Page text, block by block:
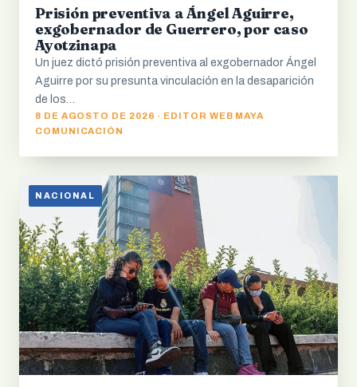
Prisión preventiva a Ángel Aguirre,
exgobernador de Guerrero, por caso
Ayotzinapa
Un juez dictó prisión preventiva al exgobernador Ángel
Aguirre por su presunta vinculación en la desaparición
de los…
8 DE AGOSTO DE 2026 · EDITOR WEB MAYA
COMUNICACIÓN
NACIONAL